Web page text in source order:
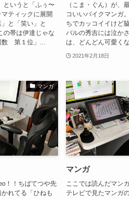
というと「ふぅ〜
ティックに展開
と「笑い」と
の帯は伊達じゃな
数 第１位」...
（こま・ぐん）が、
コいいバイクマンガ
ちでカッコイイけど
バルの秀吉には泣か
は、どんどん可愛く
2021年2月18日
マンガ
！！ちばてつや先
れてる「ひねも
マンガ
ここでは読んだマン
テレビで見たマンガ